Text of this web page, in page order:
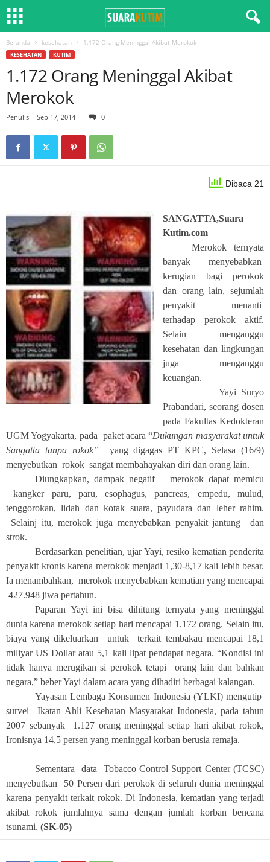
Beranda kesehatan 1.172 Orang Meninggal Akibat Merokok
KESEHATAN KUTIM
1.172 Orang Meninggal Akibat
Merokok
Penulis - Sep 17, 2014 0
Dibaca 21
SANGATTA,Suara
Kutim.com
Merokok ternyata
banyak menyebabkan
kerugian bagi perokok
dan orang lain, sejumlah
penyakit menanti
terhadap perokok aktif.
Selain menganggu
kesehatan dan lingkungan
juga menganggu
keuangan.
Yayi Suryo
Prabandari, seorang dosen
pada Fakultas Kedokteran
UGM Yogyakarta, pada paket acara “Dukungan masyarakat untuk
Sangatta tanpa rokok” yang digagas PT KPC, Selasa (16/9)
menyebutkan rokok sangat membahayakan diri dan orang lain.
Diungkapkan, dampak negatif merokok dapat memicu
kangker paru, paru, esophagus, pancreas, empedu, mulud,
tenggorokan, lidah dan kotak suara, payudara dan leher rahim.
Selainj itu, merokok juga menyebabkan penyakit jantung dan
strok.
Berdasarkan penelitian, ujar Yayi, resiko kematian penderita
penyakit kronis karena merokok menjadi 1,30-8,17 kali lebih besar.
Ia menambahkan, merokok menyebabkan kematian yang mencapai
427.948 jiwa pertahun.
Paparan Yayi ini bisa dihitung ternyata yang meninggal
dunia karena merokok setiap hari mencapai 1.172 orang. Selain itu,
biaya yang dikeluarkan untuk terkait tembakau mencapai 18,1
miliyar US Dollar atau 5,1 kali lipat pendapat negara. “Kondisi ini
tidak hanya merugikan si perokok tetapi orang lain dan bahkan
negara,” beber Yayi dalam acara yang dihadiri berbagai kalangan.
Yayasan Lembaga Konsumen Indonesia (YLKI) mengutip
survei Ikatan Ahli Kesehatan Masyarakat Indonesia, pada tahun
2007 sebanyak 1.127 orang meninggal setiap hari akibat rokok,
Ironisnya 14,5 persen yang meninggal korban berusia remaja.
Sementara data Tobacco Control Support Center (TCSC)
menyebutkan 50 Persen dari perokok di seluruh dunia meninggal
karena penyakit terkait rokok. Di Indonesia, kematian yang terjadi
akibat rokok jumlahnya sama dengan jumlah korban bencana
tsunami. (SK-05)